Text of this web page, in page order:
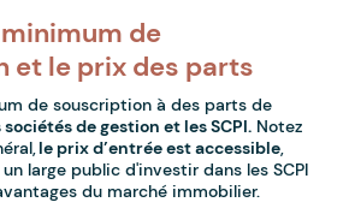
de
et le prix des parts
de souscription à des parts de
de gestion et les SCPI. Notez
le prix d’entrée est accessible,
large public d'investir dans les SCPI
du marché immobilier.